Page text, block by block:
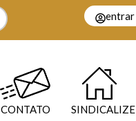
entrar
CONTATO SINDICALIZE